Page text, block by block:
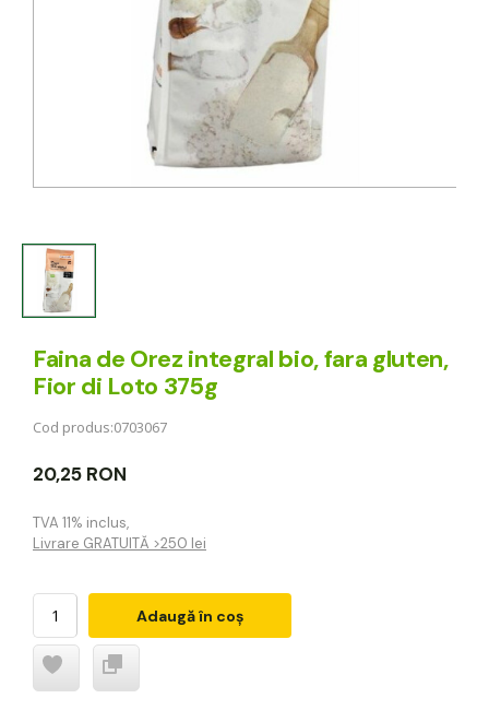
Faina de Orez integral bio, fara gluten,
Fior di Loto 375g
Cod produs:0703067
20,25 RON
TVA 11% inclus,
Livrare GRATUITĂ >250 lei
Adaugă în coș